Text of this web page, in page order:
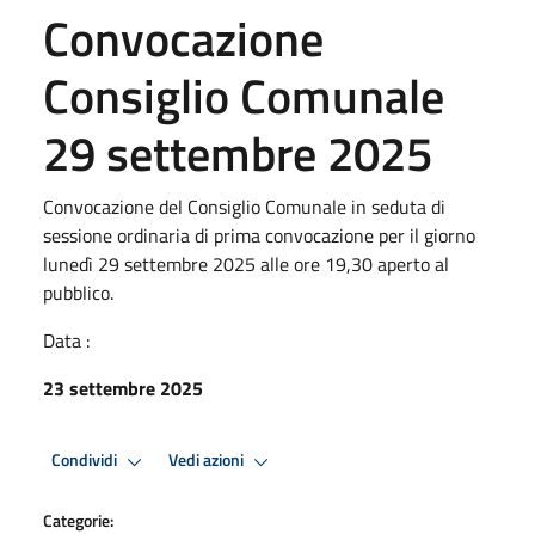
Convocazione
Consiglio Comunale
29 settembre 2025
Convocazione del Consiglio Comunale in seduta di
sessione ordinaria di prima convocazione per il giorno
lunedì 29 settembre 2025 alle ore 19,30 aperto al
pubblico.
Data :
23 settembre 2025
Condividi Vedi azioni
Categorie: